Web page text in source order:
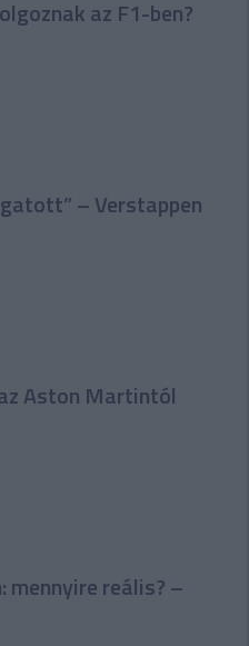
az F1-ben?
– Verstappen
Aston Martintól
reális? –